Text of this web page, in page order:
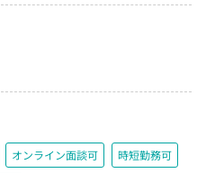
オンライン面談可 時短勤務可